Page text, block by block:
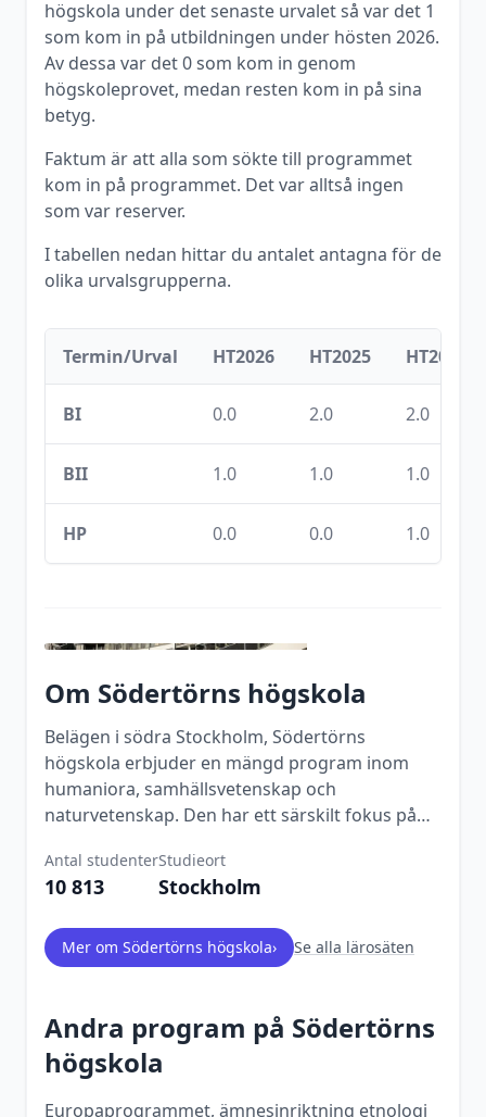
högskola under det senaste urvalet så var det 1
som kom in på utbildningen under hösten 2026.
Av dessa var det0som kom in genom
högskoleprovet, medan resten kom in på sina
betyg.
Faktum är att alla som sökte till programmet
kom in på programmet. Det var alltså ingen
som var reserver.
I tabellen nedan hittar du antalet antagna för de
olika urvalsgrupperna.
Termin/Urval HT2026 HT2025 HT2024
BI 0.0 2.0 2.0
BII 1.0 1.0 1.0
HP 0.0 0.0 1.0
Om Södertörns högskola
Belägen i södra Stockholm, Södertörns
högskola erbjuder en mängd program inom
humaniora, samhällsvetenskap och
naturvetenskap. Den har ett särskilt fokus på
Antal studenter
10 813
Studieort
Stockholm
Mer om Södertörns högskola› Se alla lärosäten
Andra program på Södertörns
högskola
Europaprogrammet, ämnesinriktning etnologi